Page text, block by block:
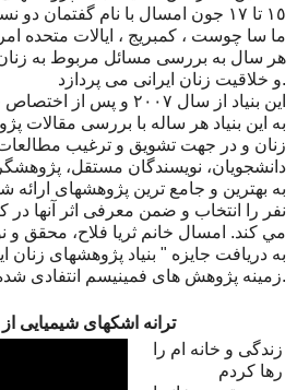
١٥ تا ١٧ جون امسال با نام گفتمان
ما سا چوست ، کمبریج ، ایالات متحده
هر سال به بررسى مسائل مربوط به زنان
و خلاقیت زنان ایرانی مى پردازد.
اين بنياد از سال ٢٠٠٧ و
به اين بنياد هر ساله با بررسى مقالات
زنان و در جهت تشویق و ترغیب
دانشجویان، نویسندگان مستقل،
به بهترين و جامع ترين پژوهشهاى ارائه
نفر را انتخاب و ضمن معرفى اثر آنها در
مي كند. امسال خانم ثریا فلاح، محقق و
به دريافت جایزه " بنیاد پژوهشهای زنان
زمینه پژوهش های فمینیسم انتفادی شده اند.
ترانه اشکهای شیمیایی از
زندگی و خانه ام را
رها کردم